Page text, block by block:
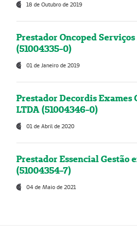
18 de Outubro de 2019
Prestador Oncoped
(51004335-0)
01 de Janeiro de 2019
Prestador Decordis Exames
LTDA (51004346-0)
01 de Abril de 2020
Prestador Essencial Gestão
(51004354-7)
04 de Maio de 2021